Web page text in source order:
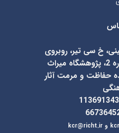
خ سی تیر، روبروی
ساختمان موزه ملی ایران، شماره 2، پژوهشگاه میراث
حفاظت و مرمت آثار
و